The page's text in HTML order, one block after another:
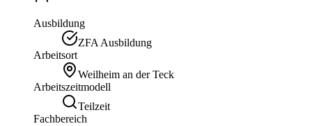
Ausbildung
ZFA Ausbildung
Arbeitsort
Weilheim an der Teck
Arbeitszeitmodell
Teilzeit
Fachbereich